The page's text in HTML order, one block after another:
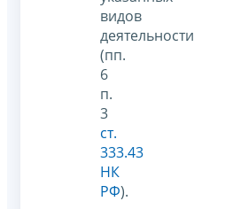
видов
деятельности
(пп.
6
п.
3
ст.
333.43
НК
РФ).